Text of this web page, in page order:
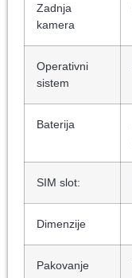
Zadnja
kamera
Operativni
sistem
Baterija
SIM slot:
Dimenzije
Pakovanje